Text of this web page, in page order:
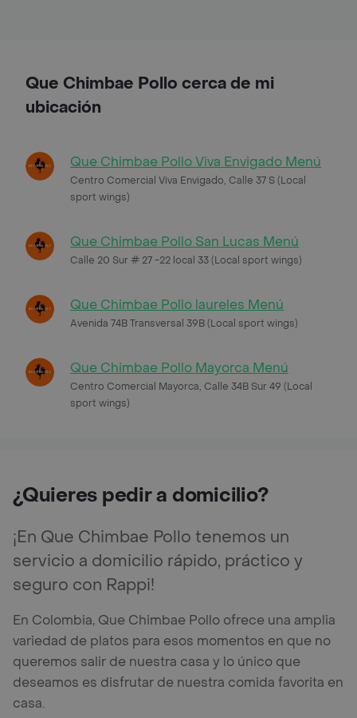
Que Chimbae Pollo cerca de mi
ubicación
Que Chimbae Pollo Viva Envigado Menú
Centro Comercial Viva Envigado, Calle 37 S (Local
sport wings)
Que Chimbae Pollo San Lucas Menú
Calle 20 Sur # 27 -22 local 33 (Local sport wings)
Que Chimbae Pollo laureles Menú
Avenida 74B Transversal 39B (Local sport wings)
Que Chimbae Pollo Mayorca Menú
Centro Comercial Mayorca, Calle 34B Sur 49 (Local
sport wings)
¿Quieres pedir a domicilio?
¡En Que Chimbae Pollo tenemos un
servicio a domicilio rápido, práctico y
seguro con Rappi!
En Colombia, Que Chimbae Pollo ofrece una amplia
variedad de platos para esos momentos en que no
queremos salir de nuestra casa y lo único que
deseamos es disfrutar de nuestra comida favorita en
casa.